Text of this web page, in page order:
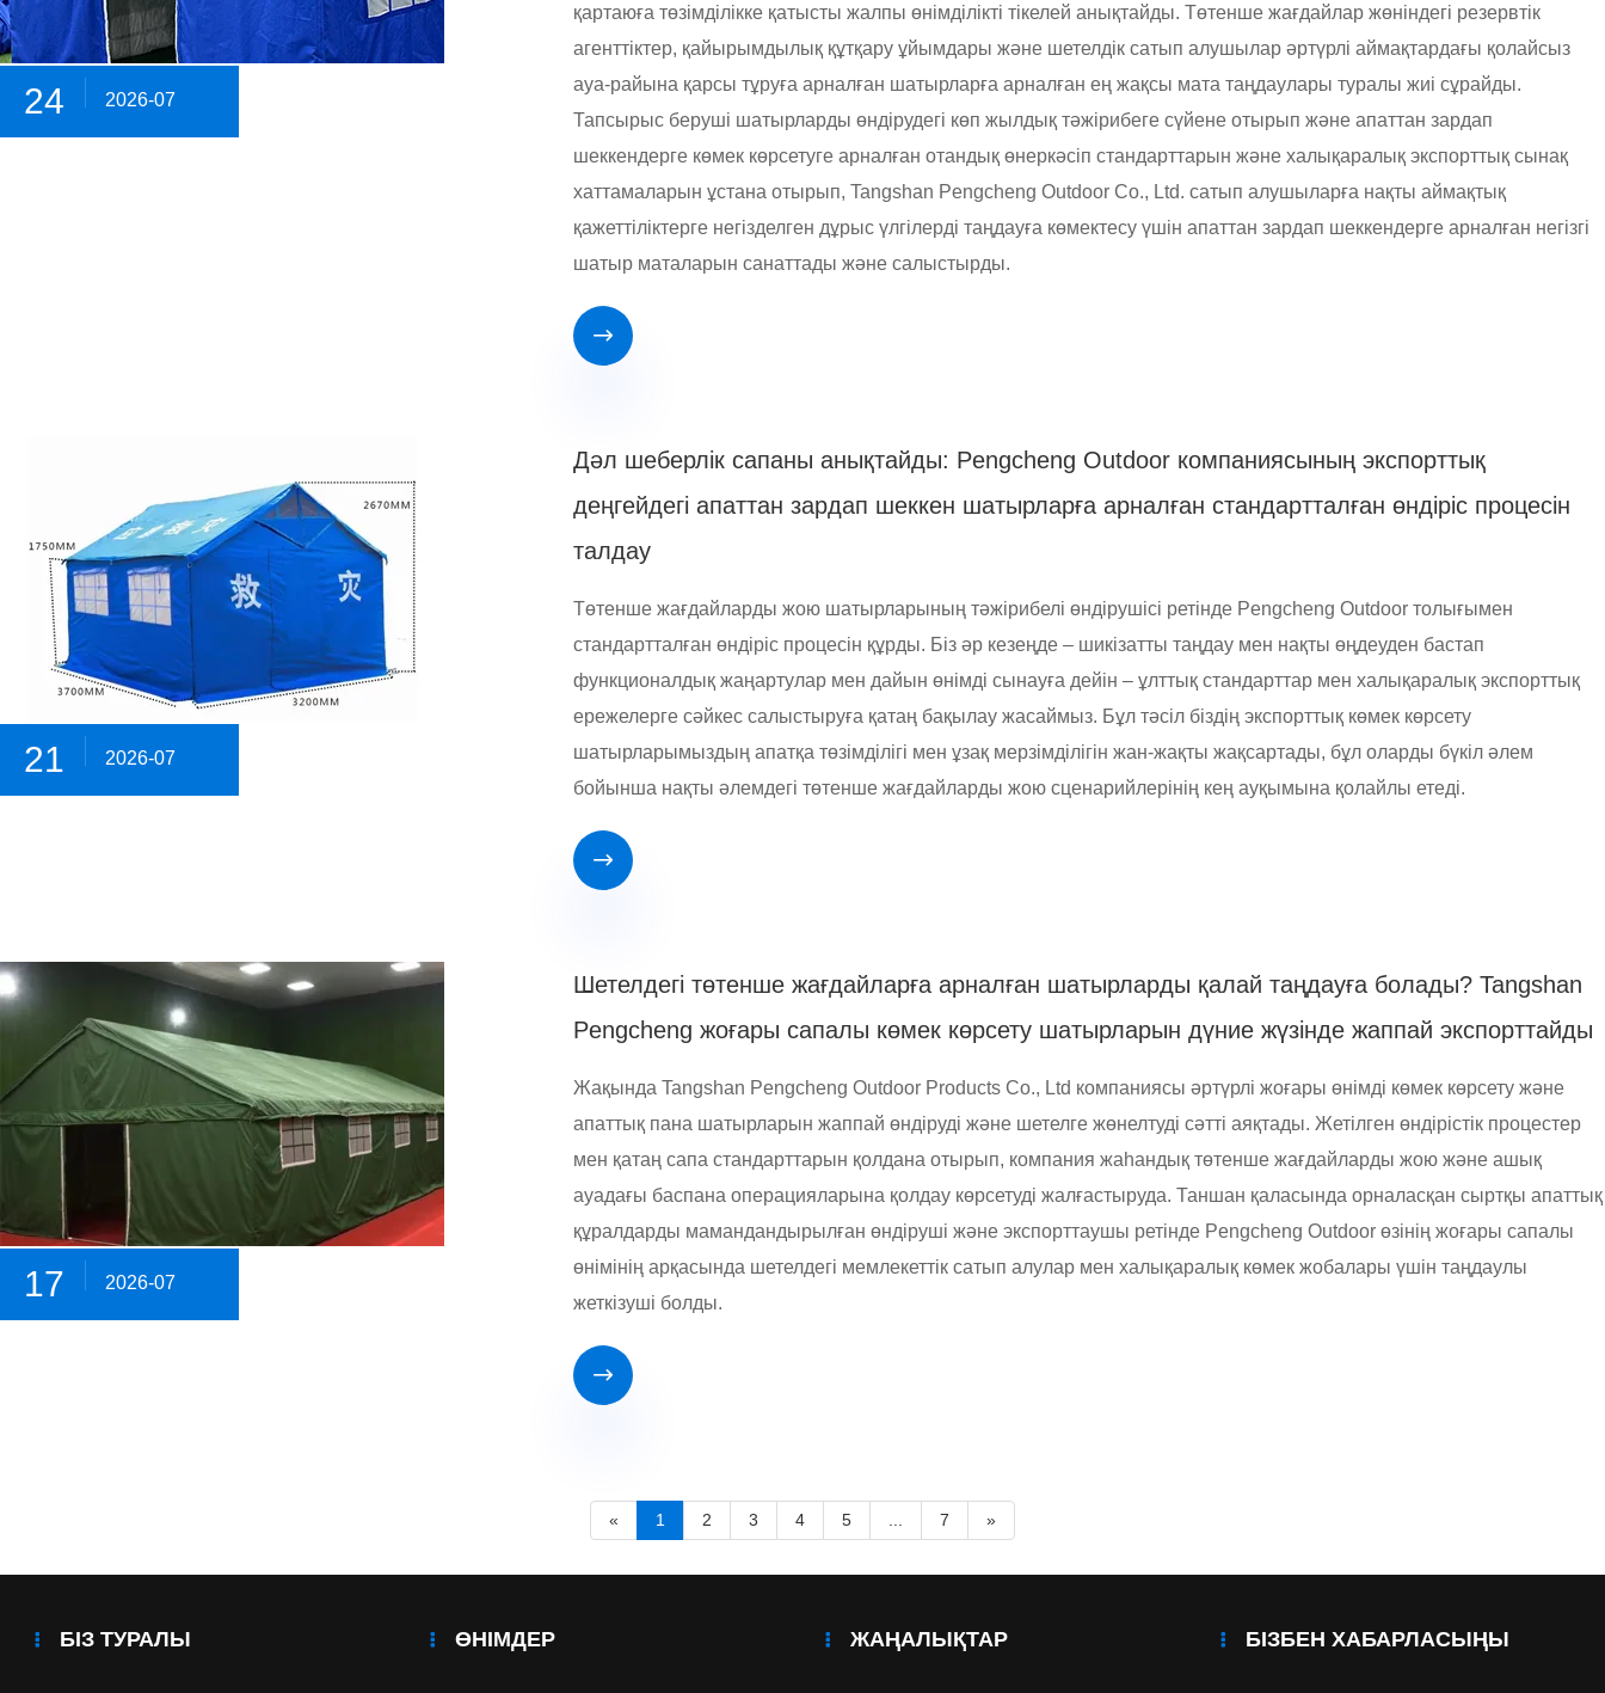
24 2026-07
қартаюға төзімділікке қатысты жалпы өнімділікті тікелей анықтайды. Төтенше жағдайлар жөніндегі резервтік
агенттіктер, қайырымдылық құтқару ұйымдары және шетелдік сатып алушылар әртүрлі аймақтардағы қолайсыз
ауа-райына қарсы тұруға арналған шатырларға арналған ең жақсы мата таңдаулары туралы жиі сұрайды.
Тапсырыс беруші шатырларды өндірудегі көп жылдық тәжірибеге сүйене отырып және апаттан зардап
шеккендерге көмек көрсетуге арналған отандық өнеркәсіп стандарттарын және халықаралық экспорттық сынақ
хаттамаларын ұстана отырып, Tangshan Pengcheng Outdoor Co., Ltd. сатып алушыларға нақты аймақтық
қажеттіліктерге негізделген дұрыс үлгілерді таңдауға көмектесу үшін апаттан зардап шеккендерге арналған негізгі
шатыр маталарын санаттады және салыстырды.

21 2026-07
Дәл шеберлік сапаны анықтайды: Pengcheng Outdoor компаниясының экспорттық
деңгейдегі апаттан зардап шеккен шатырларға арналған стандартталған өндіріс процесін
талдау
Төтенше жағдайларды жою шатырларының тәжірибелі өндірушісі ретінде Pengcheng Outdoor толығымен
стандартталған өндіріс процесін құрды. Біз әр кезеңде – шикізатты таңдау мен нақты өңдеуден бастап
функционалдық жаңартулар мен дайын өнімді сынауға дейін – ұлттық стандарттар мен халықаралық экспорттық
ережелерге сәйкес салыстыруға қатаң бақылау жасаймыз. Бұл тәсіл біздің экспорттық көмек көрсету
шатырларымыздың апатқа төзімділігі мен ұзақ мерзімділігін жан-жақты жақсартады, бұл оларды бүкіл әлем
бойынша нақты әлемдегі төтенше жағдайларды жою сценарийлерінің кең ауқымына қолайлы етеді.

17 2026-07
Шетелдегі төтенше жағдайларға арналған шатырларды қалай таңдауға болады? Tangshan
Pengcheng жоғары сапалы көмек көрсету шатырларын дүние жүзінде жаппай экспорттайды
Жақында Tangshan Pengcheng Outdoor Products Co., Ltd компаниясы әртүрлі жоғары өнімді көмек көрсету және
апаттық пана шатырларын жаппай өндіруді және шетелге жөнелтуді сәтті аяқтады. Жетілген өндірістік процестер
мен қатаң сапа стандарттарын қолдана отырып, компания жаһандық төтенше жағдайларды жою және ашық
ауадағы баспана операцияларына қолдау көрсетуді жалғастыруда. Таншан қаласында орналасқан сыртқы апаттық
құралдарды мамандандырылған өндіруші және экспорттаушы ретінде Pengcheng Outdoor өзінің жоғары сапалы
өнімінің арқасында шетелдегі мемлекеттік сатып алулар мен халықаралық көмек жобалары үшін таңдаулы
жеткізуші болды.

« 1 2 3 4 5 7 »
БІЗ ТУРАЛЫ ӨНІМДЕР ЖАҢАЛЫҚТАР БІЗБЕН ХАБАРЛАСЫҢЫ